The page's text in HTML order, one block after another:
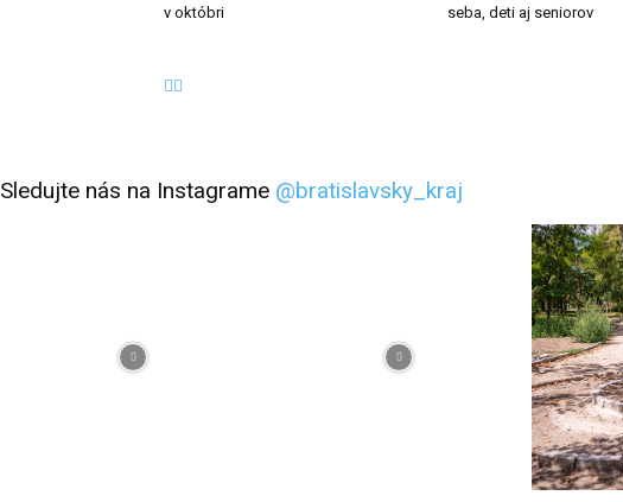
v októbri
seba, deti aj seniorov
Sledujte nás na Instagrame @bratislavsky_kraj